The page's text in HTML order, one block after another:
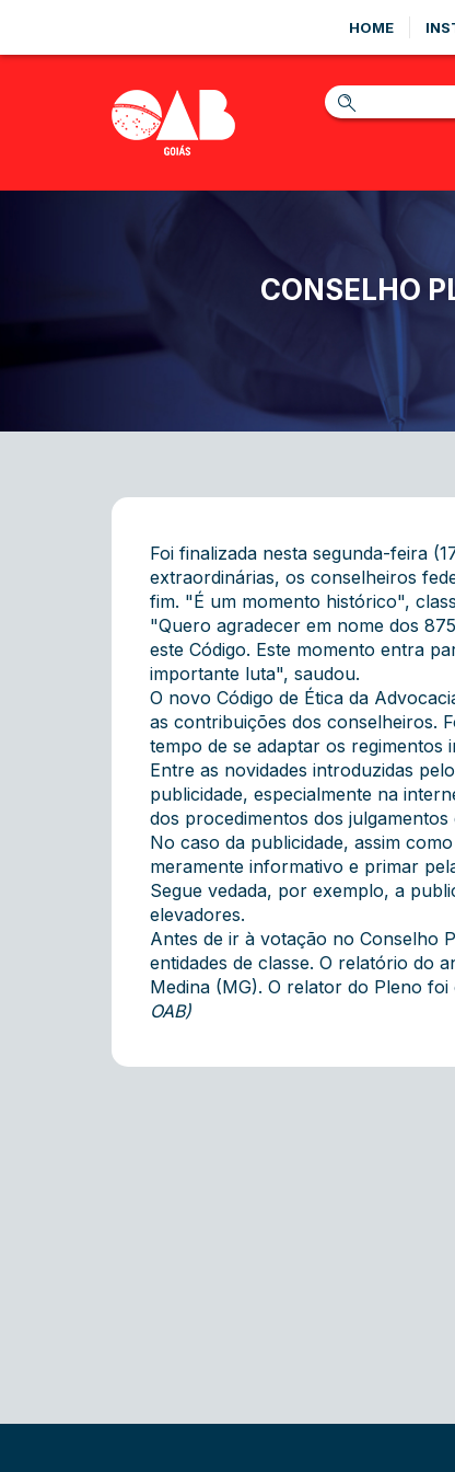
HOME
CONSELHO
Foi finalizada nesta segunda-feira
extraordinárias, os conselheiros
fim. "É um momento histórico",
"Quero agradecer em nome dos
este Código. Este momento entra
importante luta", saudou.
O novo Código de Ética da
as contribuições dos conselheiros.
tempo de se adaptar os regimentos
Entre as novidades introduzidas
publicidade, especialmente na
dos procedimentos dos julgamentos
No caso da publicidade, assim
meramente informativo e primar
Segue vedada, por exemplo, a
elevadores.
Antes de ir à votação no Conselho
entidades de classe. O relatório do
Medina (MG). O relator do Pleno
OAB)